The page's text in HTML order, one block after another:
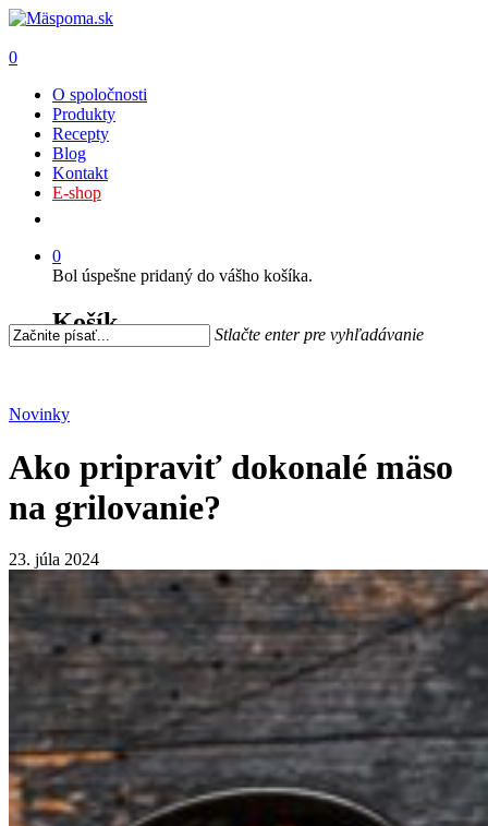
0
O spoločnosti
Produkty
Recepty
Blog
Kontakt
E-shop
0
Bol úspešne pridaný do vášho košíka.
Košík Stlačte enter pre vyhľadávanie
Novinky
Ako pripraviť dokonalé mäso
na grilovanie?
23. júla 2024